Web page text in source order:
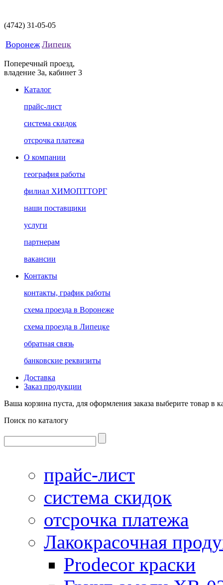
(4742) 31-05-05
Воронеж Липецк
Поперечный проезд,
владение 3а, кабинет 3
Каталог
прайс-лист
система скидок
отсрочка платежа
О компании
география работы
филиал ХИМОПТТОРГ
наши поставщики
услуги
партнерам
вакансии
Контакты
контакты, график работы
схема проезда в Воронеже
схема проезда в Липецке
обратная связь
банковские реквизиты
Доставка
Заказ продукции
Ваша корзина пуста, для оформления заказа выберите товар в
Поиск по каталогу
прайс-лист
система скидок
отсрочка платежа
Лакокрасочная
Prodecor краски